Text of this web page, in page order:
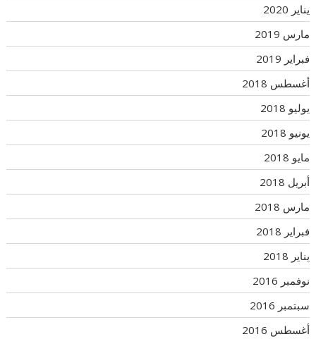
يناير 2020
مارس 2019
فبراير 2019
أغسطس 2018
يوليو 2018
يونيو 2018
مايو 2018
أبريل 2018
مارس 2018
فبراير 2018
يناير 2018
نوفمبر 2016
سبتمبر 2016
أغسطس 2016